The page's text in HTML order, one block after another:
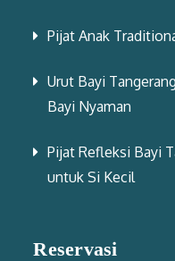
Pijat Anak
Urut Bayi
Bayi Nyaman
Pijat Refleksi Bayi
untuk Si Kecil
Reservasi